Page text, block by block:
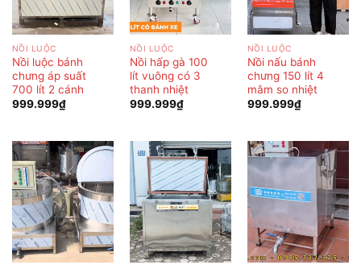
NỒI LUỘC
Nồi luộc bánh
chưng áp suất
700 lít 2 cánh
999.999₫
NỒI LUỘC
Nồi hấp gà 100
lít vuông có 3
thanh nhiệt
999.999₫
NỒI LUỘC
Nồi nấu bánh
chưng 150 lít 4
mâm so nhiệt
999.999₫